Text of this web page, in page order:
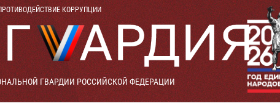
КОРРУПЦИИ
ГВАРДИИ РОССИЙСКОЙ ФЕДЕРАЦИИ